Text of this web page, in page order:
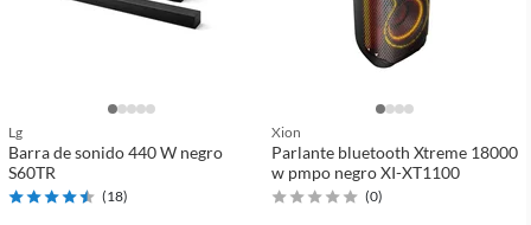
Lg
Barra de sonido 440 W negro
S60TR
(18)
Xion
Parlante bluetooth Xtreme 18000
w pmpo negro XI-XT1100
(0)